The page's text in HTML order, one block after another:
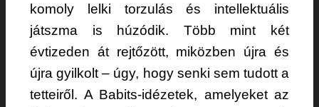
komoly lelki torzulás és intellektuális
játszma is húzódik. Több mint két
évtizeden át rejtőzött, miközben újra és
újra gyilkolt – úgy, hogy senki sem tudott a
tetteiről. A Babits-idézetek, amelyeket az